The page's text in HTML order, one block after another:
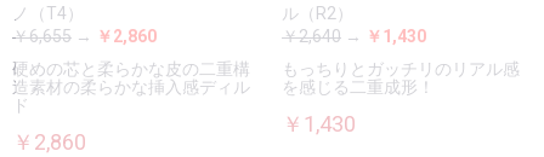
ノ（T4）
￥6,655 → ￥2,860
硬めの芯と柔らかな皮の二重構
造素材の柔らかな挿入感ディル
ド
￥2,860
ル（R2）
￥2,640 → ￥1,430
もっちりとガッチリのリアル感
を感じる二重成形！
￥1,430